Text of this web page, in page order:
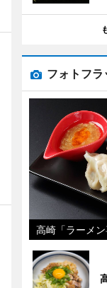
フォトフラ
高崎「ラーメン